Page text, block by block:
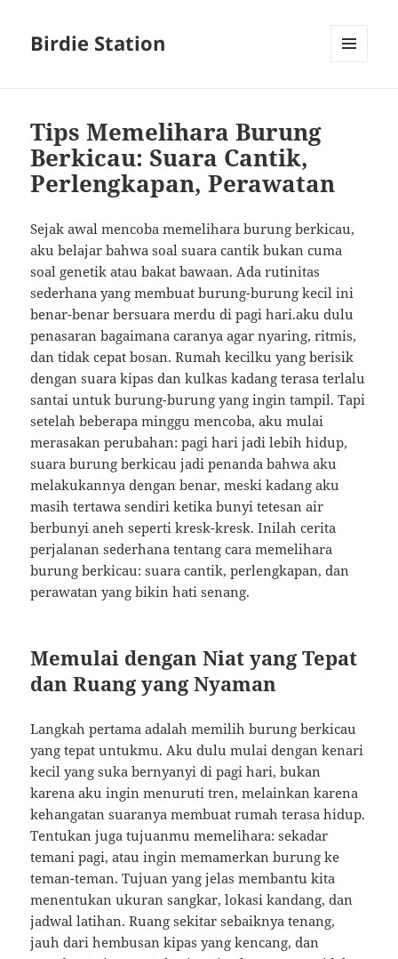
Birdie Station
Tips Memelihara Burung
Berkicau: Suara Cantik,
Perlengkapan, Perawatan
Sejak awal mencoba memelihara burung berkicau,
aku belajar bahwa soal suara cantik bukan cuma
soal genetik atau bakat bawaan. Ada rutinitas
sederhana yang membuat burung-burung kecil ini
benar-benar bersuara merdu di pagi hari.aku dulu
penasaran bagaimana caranya agar nyaring, ritmis,
dan tidak cepat bosan. Rumah kecilku yang berisik
dengan suara kipas dan kulkas kadang terasa terlalu
santai untuk burung-burung yang ingin tampil. Tapi
setelah beberapa minggu mencoba, aku mulai
merasakan perubahan: pagi hari jadi lebih hidup,
suara burung berkicau jadi penanda bahwa aku
melakukannya dengan benar, meski kadang aku
masih tertawa sendiri ketika bunyi tetesan air
berbunyi aneh seperti kresk-kresk. Inilah cerita
perjalanan sederhana tentang cara memelihara
burung berkicau: suara cantik, perlengkapan, dan
perawatan yang bikin hati senang.
Memulai dengan Niat yang Tepat
dan Ruang yang Nyaman
Langkah pertama adalah memilih burung berkicau
yang tepat untukmu. Aku dulu mulai dengan kenari
kecil yang suka bernyanyi di pagi hari, bukan
karena aku ingin menuruti tren, melainkan karena
kehangatan suaranya membuat rumah terasa hidup.
Tentukan juga tujuanmu memelihara: sekadar
temani pagi, atau ingin memamerkan burung ke
teman-teman. Tujuan yang jelas membantu kita
menentukan ukuran sangkar, lokasi kandang, dan
jadwal latihan. Ruang sekitar sebaiknya tenang,
jauh dari hembusan kipas yang kencang, dan